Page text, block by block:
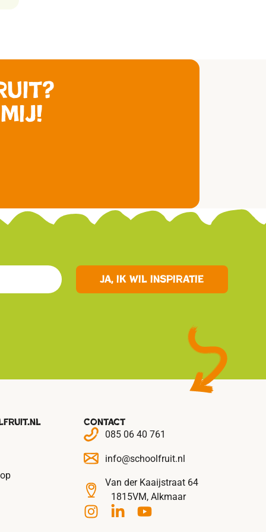
Ja, ik wil inspiratie
Contact
085 06 40 761
info@schoolfruit.nl
Van der Kaaijstraat 64
1815VM, Alkmaar